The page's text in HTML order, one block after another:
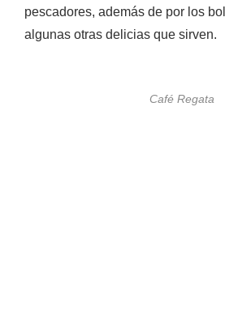
pescadores, además de por los
algunas otras delicias que sirven.
Café Regata